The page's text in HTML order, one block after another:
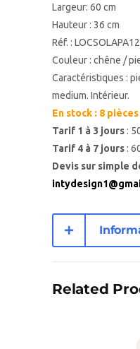
Largeur: 60 cm
Hauteur : 36 cm
Réf. :
Couleur : chêne /
Caractéristiques :
medium. Intérieur.
En stock : 8 pièces
Tarif 1 à 3 jours :
Tarif 4 à 7 jours :
Devis sur simple
Related